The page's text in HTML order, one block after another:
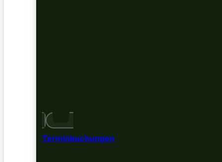
Terminbuchungen